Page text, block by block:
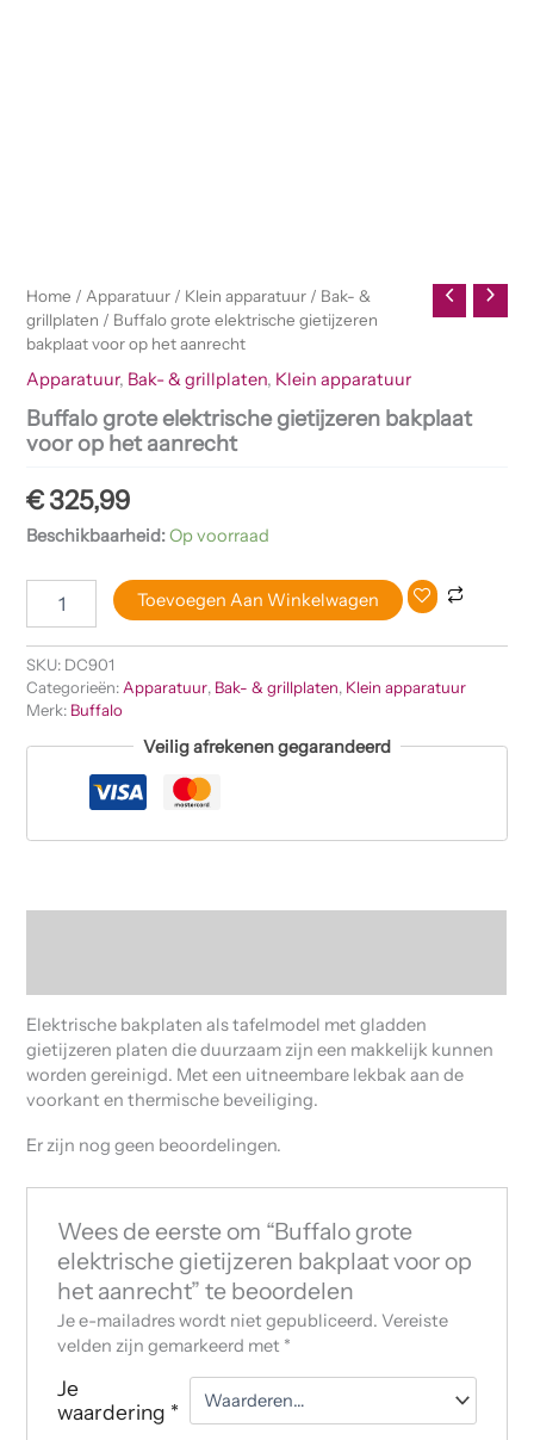
Home / Apparatuur / Klein apparatuur / Bak- &
grillplaten / Buffalo grote elektrische gietijzeren
bakplaat voor op het aanrecht
Apparatuur, Bak- & grillplaten, Klein apparatuur
Buffalo grote elektrische gietijzeren bakplaat
voor op het aanrecht
€325,99
Beschikbaarheid:Op voorraad
Toevoegen Aan Winkelwagen
SKU: DC901
Categorieën: Apparatuur, Bak- & grillplaten, Klein apparatuur
Merk: Buffalo
Veilig afrekenen gegarandeerd
Elektrische bakplaten als tafelmodel met gladden
gietijzeren platen die duurzaam zijn een makkelijk kunnen
worden gereinigd. Met een uitneembare lekbak aan de
voorkant en thermische beveiliging.
Er zijn nog geen beoordelingen.
Wees de eerste om “Buffalo grote
elektrische gietijzeren bakplaat voor op
het aanrecht” te beoordelen
Je e-mailadres wordt niet gepubliceerd. Vereiste
velden zijn gemarkeerd met *
Je
waardering *